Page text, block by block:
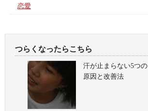
恋愛
つらくなったらこちら
汗が止まらない5つの
原因と改善法